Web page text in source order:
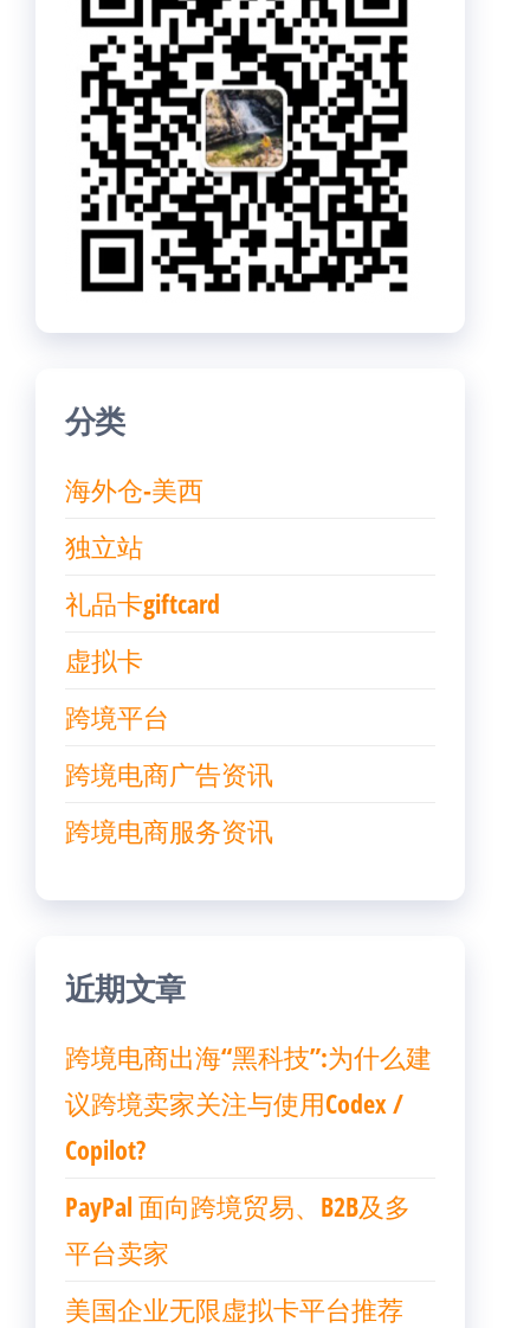
分类
海外仓-美西
独立站
礼品卡giftcard
虚拟卡
跨境平台
跨境电商广告资讯
跨境电商服务资讯
近期文章
跨境电商出海“黑科技”:为什么建
议跨境卖家关注与使用Codex /
Copilot?
PayPal 面向跨境贸易、B2B及多
平台卖家
美国企业无限虚拟卡平台推荐